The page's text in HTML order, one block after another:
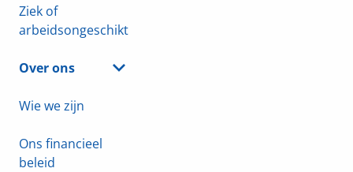
Ziek of
arbeidsongeschikt
Over ons
Wie we zijn
Ons financieel
beleid